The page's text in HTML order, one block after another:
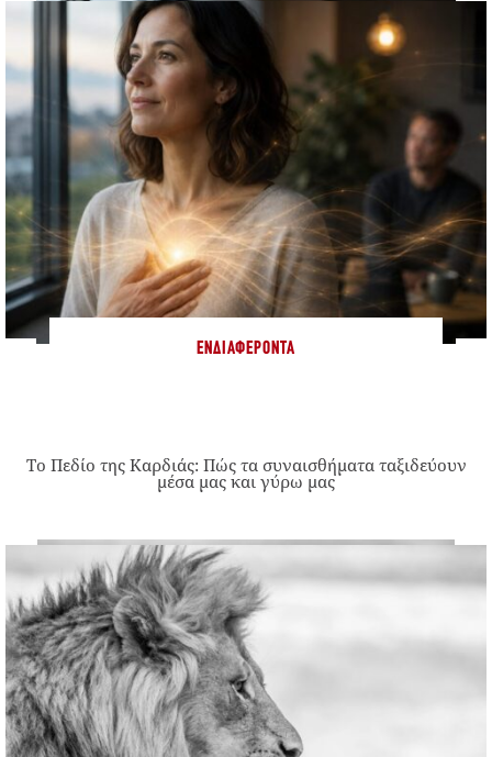
ΕΝΔΙΑΦΈΡΟΝΤΑ
Το Πεδίο της Καρδιάς: Πώς τα συναισθήματα ταξιδεύουν
μέσα μας και γύρω μας